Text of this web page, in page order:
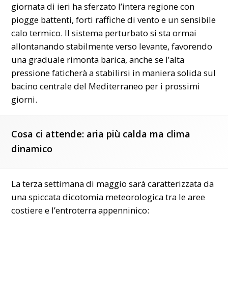
giornata di ieri ha sferzato l’intera regione con
piogge battenti, forti raffiche di vento e un sensibile
calo termico. Il sistema perturbato si sta ormai
allontanando stabilmente verso levante, favorendo
una graduale rimonta barica, anche se l’alta
pressione faticherà a stabilirsi in maniera solida sul
bacino centrale del Mediterraneo per i prossimi
giorni.
Cosa ci attende: aria più calda ma clima
dinamico
La terza settimana di maggio sarà caratterizzata da
una spiccata dicotomia meteorologica tra le aree
costiere e l’entroterra appenninico: